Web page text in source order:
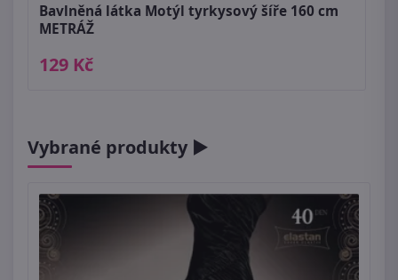
Bavlněná látka Motýl tyrkysový šíře 160 cm
METRÁŽ
129 Kč
Vybrané produkty ►